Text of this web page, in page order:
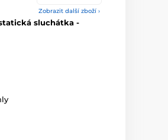
Zobrazit další zboží ›
sluchátka -